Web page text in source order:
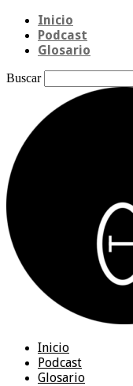
Inicio
Podcast
Glosario
Buscar
Inicio
Podcast
Glosario